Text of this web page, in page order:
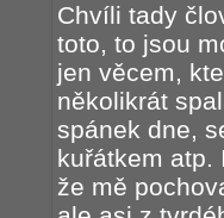
Chvíli tady
toto, to jsou
jen věcem,
několikrát
spánek dne,
kuřátkem atp.
že mě